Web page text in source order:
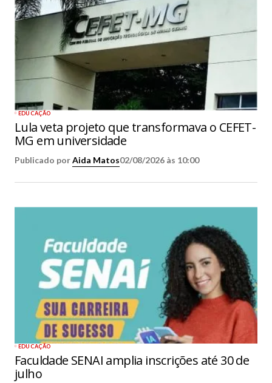
EDUCAÇÃO
Lula veta projeto que transformava o CEFET-
MG em universidade
Publicado porAida Matos02/08/2026 às 10:00
EDUCAÇÃO
Faculdade SENAI amplia inscrições até 30 de
julho